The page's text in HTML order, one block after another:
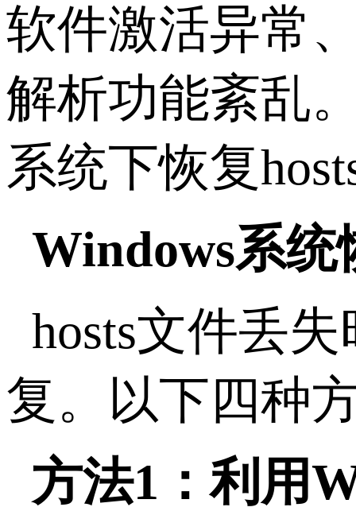
软件激活异常
解析功能紊乱
系统下恢复
Windows系统
hosts文件丢失
复。以下四种
方法1 ：利用